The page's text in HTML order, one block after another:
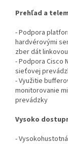
Prehľad a
- Podpora
hardvérovými
zber dát
- Podpora Cisco
sieťovej
- Využitie
monitorovanie
prevádzky
Vysoko
-